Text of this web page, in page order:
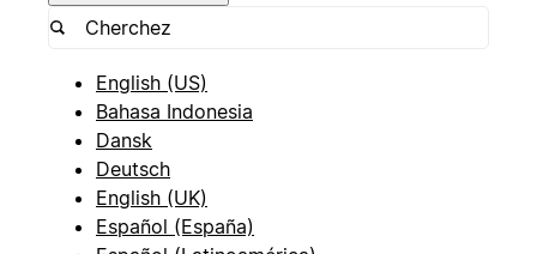
English (US)
Bahasa Indonesia
Dansk
Deutsch
English (UK)
Español (España)